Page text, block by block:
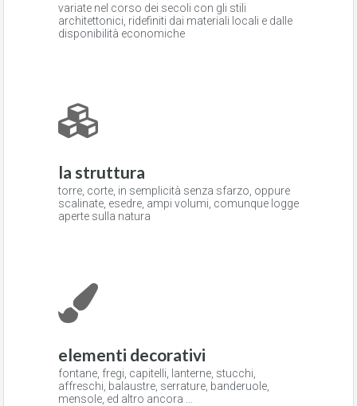
variate nel corso dei secoli con gli stili
architettonici, ridefiniti dai materiali locali e dalle
disponibilità economiche
la struttura
torre, corte, in semplicità senza sfarzo, oppure
scalinate, esedre, ampi volumi, comunque logge
aperte sulla natura
elementi decorativi
fontane, fregi, capitelli, lanterne, stucchi,
affreschi, balaustre, serrature, banderuole,
mensole, ed altro ancora ...